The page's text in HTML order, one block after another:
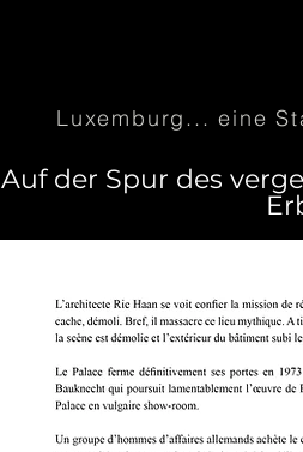
Luxemburg... eine
Auf der Spur des